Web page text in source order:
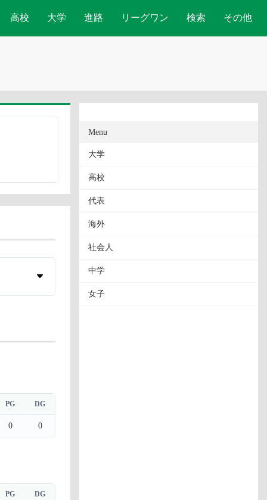
高校 大学 進路 リーグワン 検索 その他
PG DG
0 0
PG DG
Menu
大学
高校
代表
海外
社会人
中学
女子